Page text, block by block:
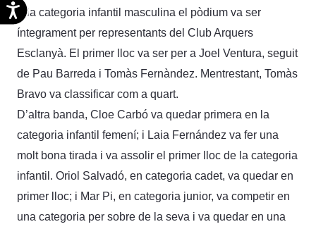
Accesibilidad
A la categoria infantil masculina el pòdium va ser
íntegrament per representants del Club Arquers
Esclanyà. El primer lloc va ser per a Joel Ventura, seguit
de Pau Barreda i Tomàs Fernàndez. Mentrestant, Tomàs
Bravo va classificar com a quart.
D’altra banda, Cloe Carbó va quedar primera en la
categoria infantil femení; i Laia Fernández va fer una
molt bona tirada i va assolir el primer lloc de la categoria
infantil. Oriol Salvadó, en categoria cadet, va quedar en
primer lloc; i Mar Pi, en categoria junior, va competir en
una categoria per sobre de la seva i va quedar en una